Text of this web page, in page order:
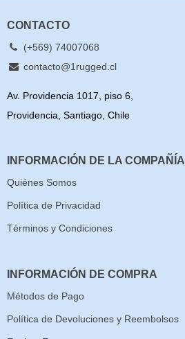
CONTACTO
(+569) 74007068
contacto@1rugged.cl
Av. Providencia 1017, piso 6,
Providencia, Santiago, Chile
INFORMACIÓN DE LA COMPAÑÍA
Quiénes Somos
Política de Privacidad
Términos y Condiciones
INFORMACIÓN DE COMPRA
Métodos de Pago
Política de Devoluciones y Reembolsos